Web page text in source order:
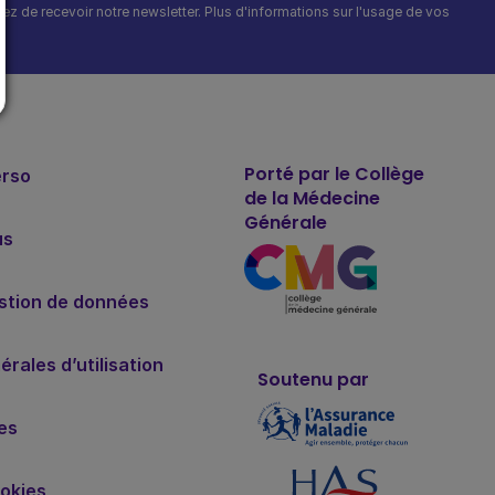
de recevoir notre newsletter. Plus d'informations sur l'usage de vos
de données
d’utilisation
Porté par le Collège
de la Médecine
Générale
Soutenu par